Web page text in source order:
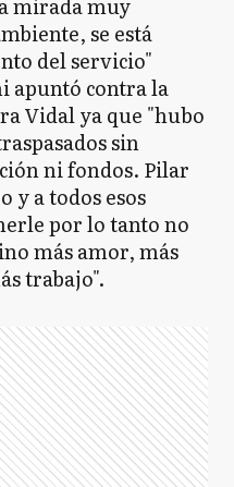
se está
del servicio"
apuntó contra la
Vidal ya que "hubo
sin
ni fondos. Pilar
y a todos esos
por lo tanto no
más amor, más
trabajo".